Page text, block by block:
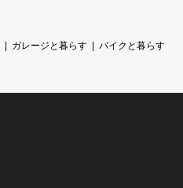
ガレージと暮らす
バイクと暮らす